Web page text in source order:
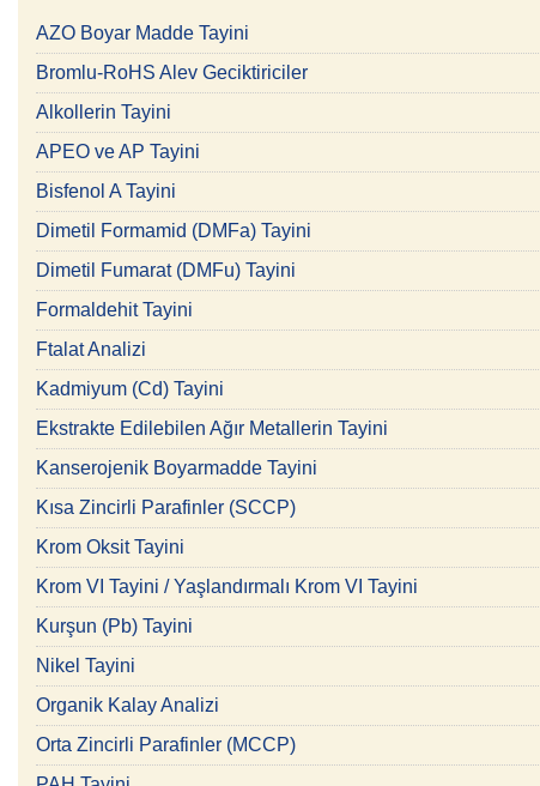
AZO Boyar Madde Tayini
Bromlu-RoHS Alev Geciktiriciler
Alkollerin Tayini
APEO ve AP Tayini
Bisfenol A Tayini
Dimetil Formamid (DMFa) Tayini
Dimetil Fumarat (DMFu) Tayini
Formaldehit Tayini
Ftalat Analizi
Kadmiyum (Cd) Tayini
Ekstrakte Edilebilen Ağır Metallerin Tayini
Kanserojenik Boyarmadde Tayini
Kısa Zincirli Parafinler (SCCP)
Krom Oksit Tayini
Krom VI Tayini / Yaşlandırmalı Krom VI Tayini
Kurşun (Pb) Tayini
Nikel Tayini
Organik Kalay Analizi
Orta Zincirli Parafinler (MCCP)